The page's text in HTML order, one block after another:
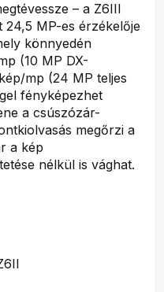
– a Z6III
MP-es érzékelője
könnyedén
(10 MP DX-
mp (24 MP teljes
fényképezhet
a csúszózár-
megőrzi a
a kép
nélkül is vághat.